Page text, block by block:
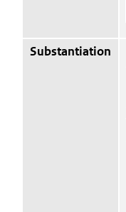
Substantiation